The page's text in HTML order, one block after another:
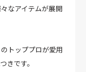
なアイテムが展開
トッププロが愛用
きです。